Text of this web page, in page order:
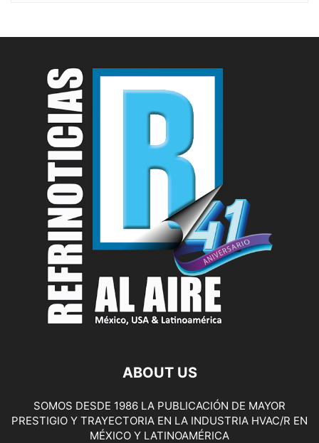
ABOUT US
SOMOS DESDE 1986 LA PUBLICACIÓN DE MAYOR
PRESTIGIO Y TRAYECTORIA EN LA INDUSTRIA HVAC/R EN
MÉXICO Y LATINOAMÉRICA